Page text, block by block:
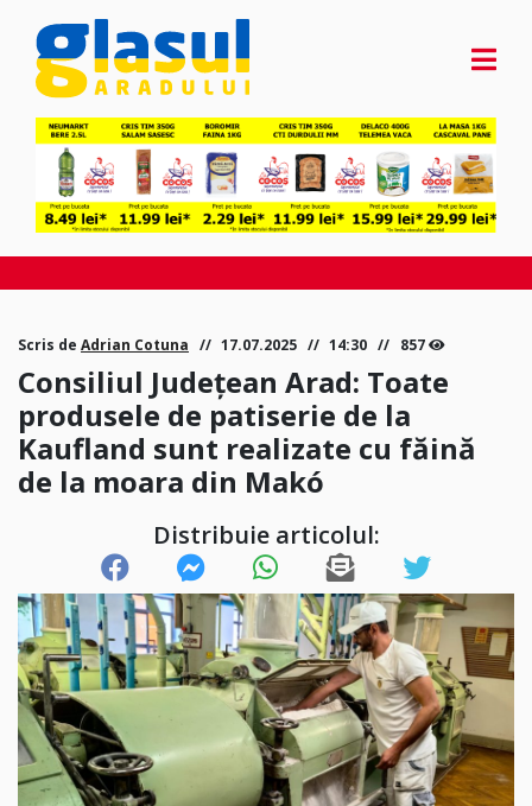
Scris de Adrian Cotuna 17.07.2025 14:30 857
Consiliul Județean Arad: Toate
produsele de patiserie de la
Kaufland sunt realizate cu făină
de la moara din Makó
Distribuie articolul: